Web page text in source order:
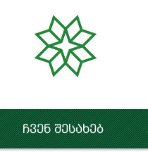
ჩვენ შესახებ